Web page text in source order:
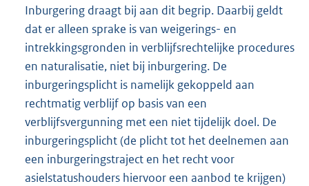
Inburgering draagt bij aan dit begrip. Daarbij geldt
dat er alleen sprake is van weigerings- en
intrekkingsgronden in verblijfsrechtelijke procedures
en naturalisatie, niet bij inburgering. De
inburgeringsplicht is namelijk gekoppeld aan
rechtmatig verblijf op basis van een
verblijfsvergunning met een niet tijdelijk doel. De
inburgeringsplicht (de plicht tot het deelnemen aan
een inburgeringstraject en het recht voor
asielstatushouders hiervoor een aanbod te krijgen)